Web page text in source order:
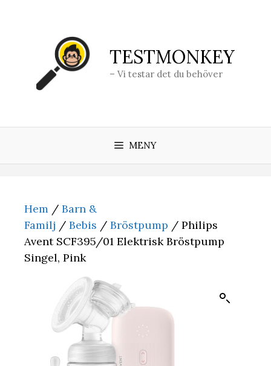
TESTMONKEY
– Vi testar det du behöver
MENY
Hem / Barn &
Familj / Bebis / Bröstpump / Philips
Avent SCF395/01 Elektrisk Bröstpump
Singel, Pink